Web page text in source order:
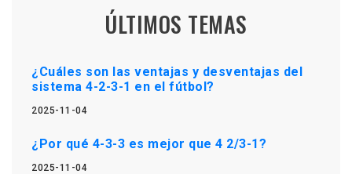
ÚLTIMOS TEMAS
¿Cuáles son las ventajas y desventajas del
sistema 4-2-3-1 en el fútbol?
2025-11-04
¿Por qué 4-3-3 es mejor que 4 2/3-1?
2025-11-04